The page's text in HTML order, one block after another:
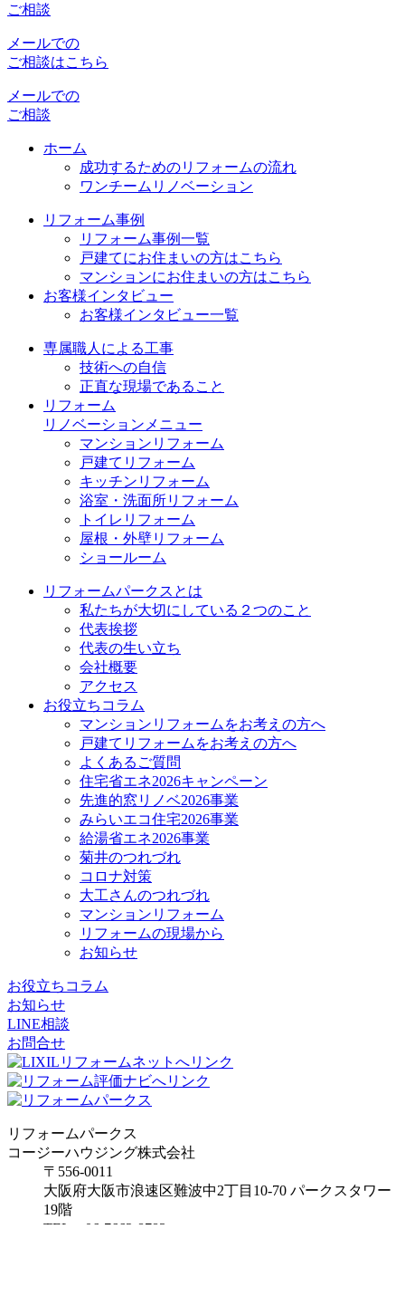
ご相談
メールでの
ご相談はこちら
メールでの
ご相談
ホーム
成功するためのリフォームの流れ
ワンチームリノベーション
リフォーム事例
リフォーム事例一覧
戸建てにお住まいの方はこちら
マンションにお住まいの方はこちら
お客様インタビュー
お客様インタビュー一覧
専属職人による工事
技術への自信
正直な現場であること
リフォーム
リノベーションメニュー
マンションリフォーム
戸建てリフォーム
キッチンリフォーム
浴室・洗面所リフォーム
トイレリフォーム
屋根・外壁リフォーム
ショールーム
リフォームパークスとは
私たちが大切にしている２つのこと
代表挨拶
代表の生い立ち
会社概要
アクセス
お役立ちコラム
マンションリフォームをお考えの方へ
戸建てリフォームをお考えの方へ
よくあるご質問
住宅省エネ2026キャンペーン
先進的窓リノベ2026事業
みらいエコ住宅2026事業
給湯省エネ2026事業
菊井のつれづれ
コロナ対策
大工さんのつれづれ
マンションリフォーム
リフォームの現場から
お知らせ
お役立ちコラム
お知らせ
LINE相談
お問合せ
リフォームパークス
コージーハウジング株式会社
〒556-0011
大阪府大阪市浪速区難波中2丁目10-70 パークスタワー
19階
TEL：06-7662-8783